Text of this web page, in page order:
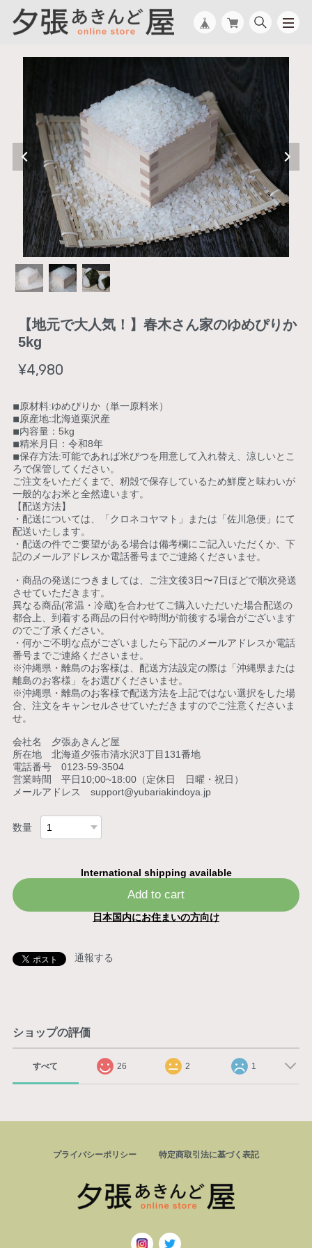
【地元で大人気！】春木さん家のゆめぴりか
5kg
¥4,980
◾︎原材料:ゆめぴりか（単一原料米）
◾︎原産地:北海道栗沢産
◾︎内容量：5kg
◾︎精米月日：令和8年
◾︎保存方法:可能であれば米びつを用意して入れ替え、涼しいとこ
ろで保管してください。
ご注文をいただくまで、籾殻で保存しているため鮮度と味わいが
一般的なお米と全然違います。
【配送方法】
・配送については、「クロネコヤマト」または「佐川急便」にて
配送いたします。
・配送の件でご要望がある場合は備考欄にご記入いただくか、下
記のメールアドレスか電話番号までご連絡くださいませ。
・商品の発送につきましては、ご注文後3日〜7日ほどで順次発送
させていただきます。
異なる商品(常温・冷蔵)を合わせてご購入いただいた場合配送の
都合上、到着する商品の日付や時間が前後する場合がございます
のでご了承ください。
・何かご不明な点がございましたら下記のメールアドレスか電話
番号までご連絡くださいませ。
※沖縄県・離島のお客様は、配送方法設定の際は「沖縄県または
離島のお客様」をお選びくださいませ。
※沖縄県・離島のお客様で配送方法を上記ではない選択をした場
合、注文をキャンセルさせていただきますのでご注意くださいま
せ。
会社名 夕張あきんど屋
所在地 北海道夕張市清水沢3丁目131番地
電話番号 0123-59-3504
営業時間 平日10;00~18:00（定休日 日曜・祝日）
メールアドレス support@yubariakindoya.jp
数量
International shipping available
Add to cart
日本国内にお住まいの方向け
通報する
ショップの評価
すべて 26 2 1
プライバシーポリシー 特定商取引法に基づく表記